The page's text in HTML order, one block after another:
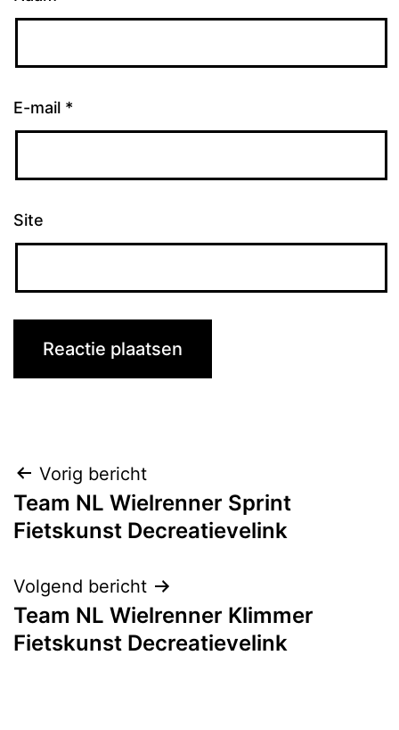
E-mail *
Site
Bericht
navigatie
Vorig bericht
Team NL Wielrenner Sprint
Fietskunst Decreatievelink
Volgend bericht
Team NL Wielrenner Klimmer
Fietskunst Decreatievelink